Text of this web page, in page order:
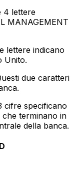
4 lettere
MANAGEMENT
lettere indicano
Unito.
due caratteri
cifre specificano
terminano in
della banca.